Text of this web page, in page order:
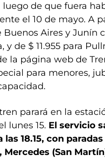
luego de que fuera
el 10 de mayo. A
Aires y Junín
de $ 11.955 para
la página web de
para menores,
parará en la
lunes 15. El servicio
18.15, con paradas
Mercedes (San